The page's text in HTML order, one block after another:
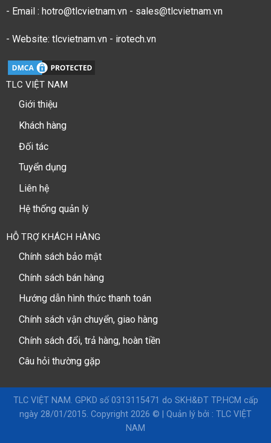
- Email : hotro@tlcvietnam.vn - sales@tlcvietnam.vn
- Website: tlcvietnam.vn - irotech.vn
TLC VIỆT NAM
Giới thiệu
Khách hàng
Đối tác
Tuyển dụng
Liên hệ
Hệ thống quản lý
HỖ TRỢ KHÁCH HÀNG
Chính sách bảo mật
Chính sách bán hàng
Hướng dẫn hình thức thanh toán
Chính sách vận chuyển, giao hàng
Chính sách đổi, trả hàng, hoàn tiền
Câu hỏi thường gặp
TLC VIỆT NAM. GPKD số 0313115471 do SKH&ĐT TP.HCM cấp
ngày 28/01/2015. Copyright 2026 © | Quản lý bởi : TLC VIỆT
NAM